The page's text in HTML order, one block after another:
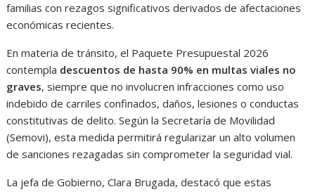
familias con rezagos significativos derivados de afectaciones
económicas recientes.
En materia de tránsito, el Paquete Presupuestal 2026
contempla descuentos de hasta 90% en multas viales no
graves, siempre que no involucren infracciones como uso
indebido de carriles confinados, daños, lesiones o conductas
constitutivas de delito. Según la Secretaría de Movilidad
(Semovi), esta medida permitirá regularizar un alto volumen
de sanciones rezagadas sin comprometer la seguridad vial.
La jefa de Gobierno, Clara Brugada, destacó que estas